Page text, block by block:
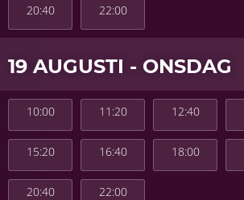
20:40 22:00
19 AUGUSTI - ONSDAG
10:00 11:20 12:40
15:20 16:40 18:00
20:40 22:00